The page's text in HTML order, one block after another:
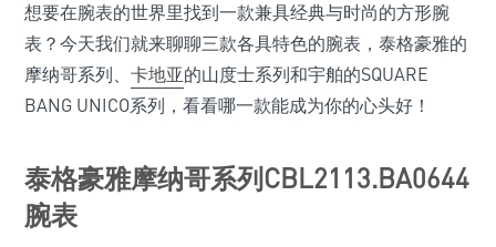
想要在腕表的世界里找到一款兼具经典与时尚的方形腕
表？今天我们就来聊聊三款各具特色的腕表，泰格豪雅的
摩纳哥系列、 卡地亚的山度士系列和宇舶的SQUARE
BANG UNICO系列，看看哪一款能成为你的心头好！
泰格豪雅摩纳哥系列CBL2113.BA0644
腕表